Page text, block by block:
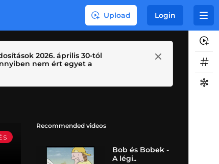
Upload Login
2026. április 30-tól
nem ért egyet a
Recommended videos
Bob és Bobek -
A légi..